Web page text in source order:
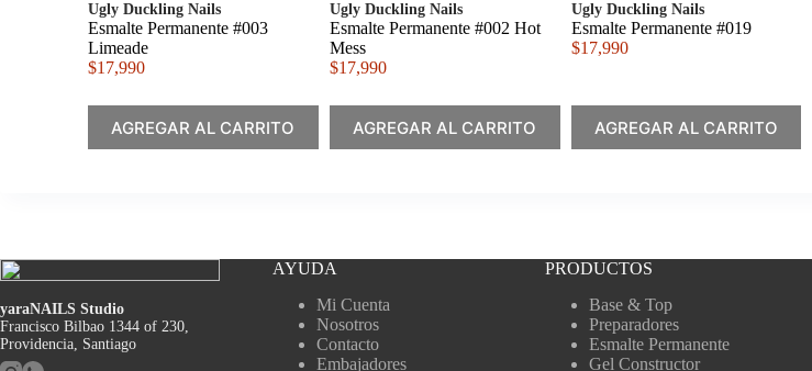
Ugly Duckling Nails
Esmalte Permanente #003
Limeade
$17,990
AGREGAR AL CARRITO
Ugly Duckling Nails
Esmalte Permanente #002 Hot
Mess
$17,990
AGREGAR AL CARRITO
Ugly Duckling Nails
Esmalte Permanente #019
$17,990
AGREGAR AL CARRITO
yaraNAILS Studio
Francisco Bilbao 1344 of 230,
Providencia, Santiago
AYUDA
Mi Cuenta
Nosotros
Contacto
Embajadores
PRODUCTOS
Base & Top
Preparadores
Esmalte Permanente
Gel Constructor